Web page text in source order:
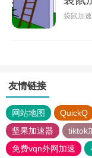
袋鼠加
友情链接
网站地图 QuickQ
坚果加速器
tiktok
免费vqn外网加速